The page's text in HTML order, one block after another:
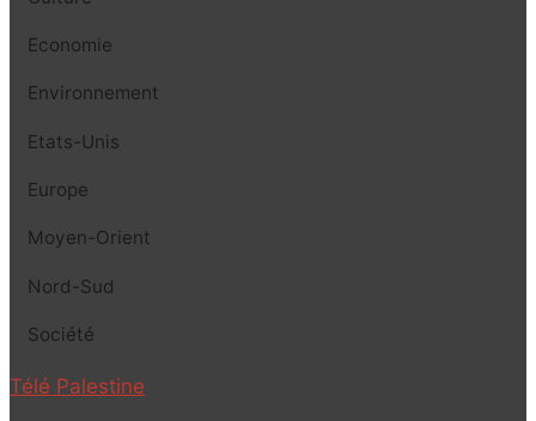
Economie
Environnement
Etats-Unis
Europe
Moyen-Orient
Nord-Sud
Société
Télé Palestine